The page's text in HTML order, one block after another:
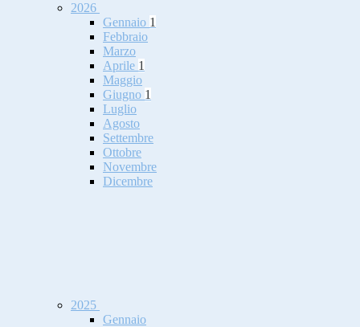
2026
Gennaio 1
Febbraio
Marzo
Aprile 1
Maggio
Giugno 1
Luglio
Agosto
Settembre
Ottobre
Novembre
Dicembre
2025
Gennaio